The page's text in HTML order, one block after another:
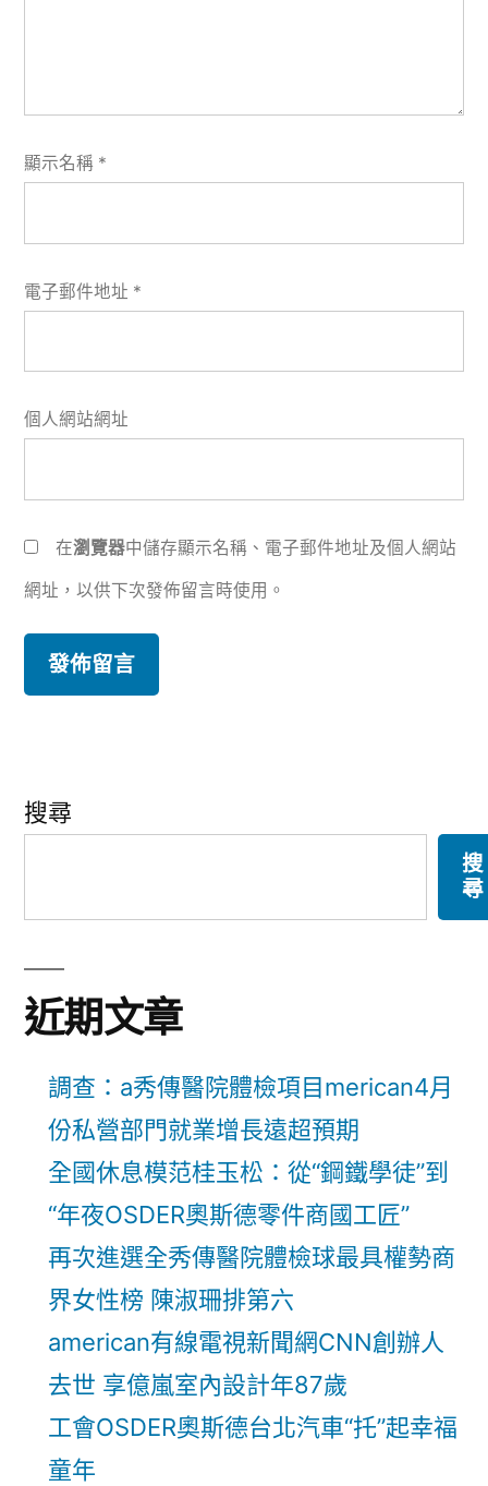
顯示名稱 *
電子郵件地址 *
個人網站網址
在瀏覽器中儲存顯示名稱、電子郵件地址及個人網站
網址，以供下次發佈留言時使用。
搜尋
搜
尋
近期文章
調查：a秀傳醫院體檢項目merican4月
份私營部門就業增長遠超預期
全國休息模范桂玉松：從“鋼鐵學徒”到
“年夜OSDER奧斯德零件商國工匠”
再次進選全秀傳醫院體檢球最具權勢商
界女性榜 陳淑珊排第六
american有線電視新聞網CNN創辦人
去世 享億嵐室內設計年87歲
工會OSDER奧斯德台北汽車“托”起幸福
童年